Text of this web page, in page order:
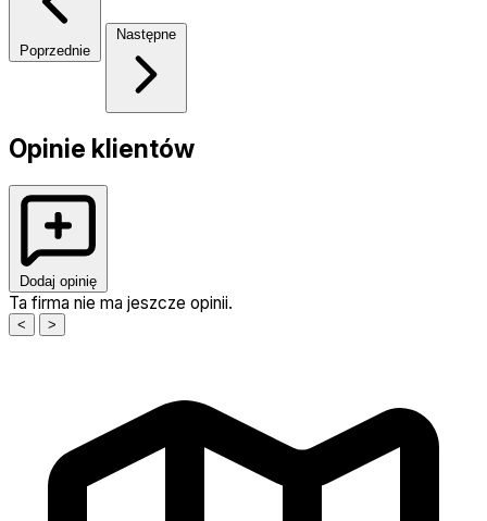
Poprzednie
Następne
Opinie klientów
Dodaj opinię
Ta firma nie ma jeszcze opinii.
< >